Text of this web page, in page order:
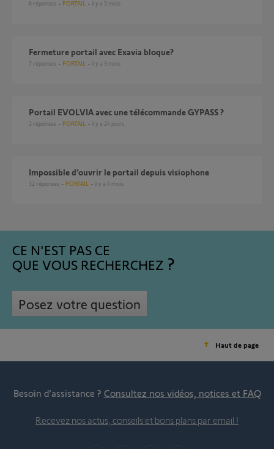
6 réponses PORTAIL il y a 3 mois
fermeture portail avec Exavia bloque?
7 réponses PORTAIL il y a 3 mois
portail EVOLVIA avec une télécommande GYPASS ?
2 réponses PORTAIL il y a 24 jours
Impossible d’ouvrir le portail depuis visiophone
32 réponses PORTAIL il y a 4 mois
CE N'EST PAS CE
QUE VOUS RECHERCHEZ
Posez votre question
Haut de page
Besoin d’assistance ? Consultez nos vidéos, notices et FAQ
Recevez nos actus, conseils et bons plans par email !